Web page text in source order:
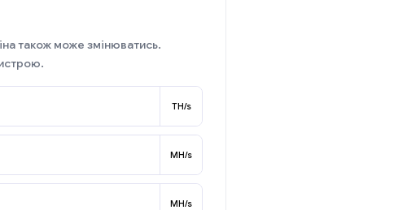
також може змінюватись.
TH/s
MH/s
MH/s